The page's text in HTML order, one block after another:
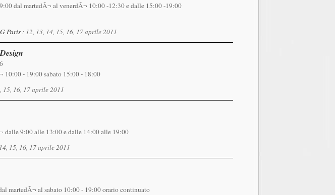
dal martedÃ¬ al venerdÃ¬ 10:00 -12:30 e dalle 15:00 -19:00
Paris: 12, 13, 14, 15, 16, 17 aprile 2011
10:00 - 19:00 sabato 15:00 - 18:00
15, 16, 17 aprile 2011
dalle 9:00 alle 13:00 e dalle 14:00 alle 19:00
15, 16, 17 aprile 2011
martedÃ¬ al sabato 10:00 - 19:00 orario continuato